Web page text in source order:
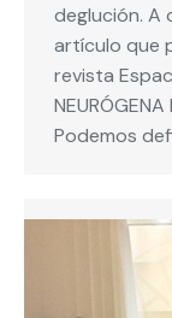
deglución. A
artículo que
revista
Podemos